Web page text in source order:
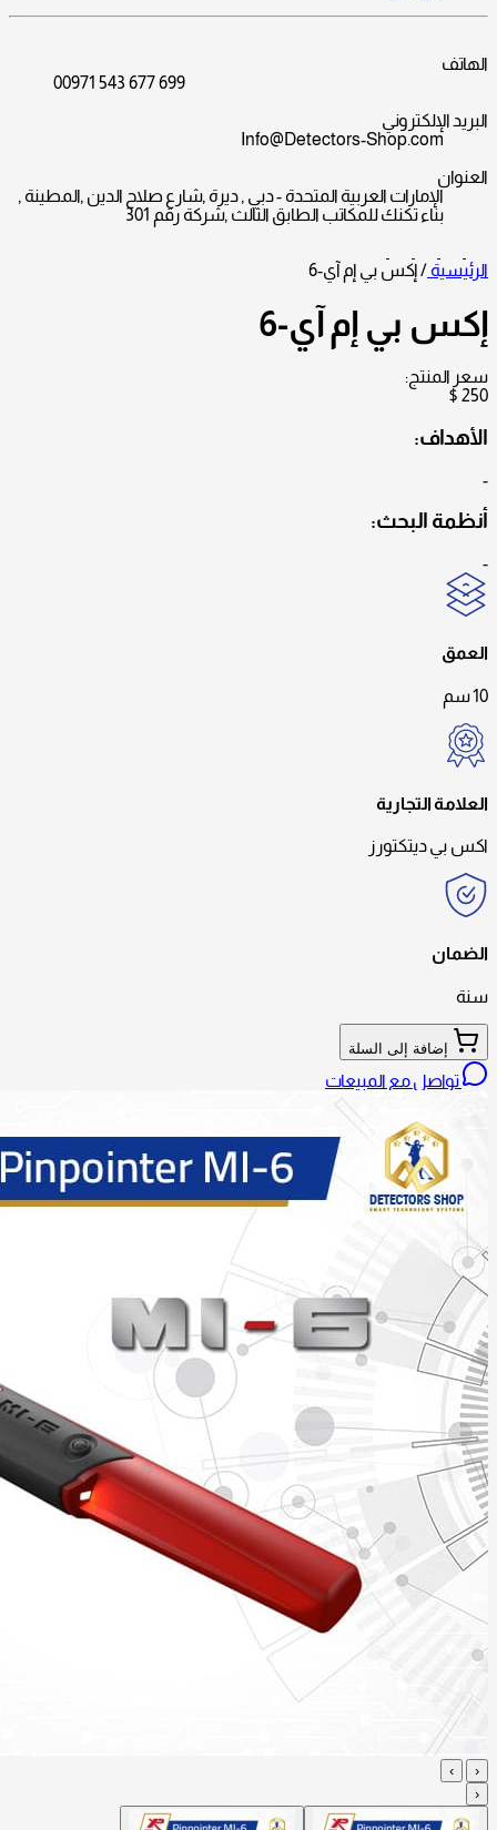
الهاتف
00971 543 677 699
البريد الإلكتروني
Info@Detectors-Shop.com
العنوان
الإمارات العربية المتحدة - دبي , ديرة ,شارع صلاح الدين ,المطينة ,
بناء تكنك للمكاتب الطابق الثالث ,شركة رقم 301
الرئيسية /إكس بي إم آي-6
إكس بي إم آي-6
سعر المنتج:
$ 250
الأهداف:
-
أنظمة البحث:
-
العمق
10 سم
العلامة التجارية
اكس بي ديتكتورز
الضمان
سنة
تواصل مع المبيعات
‹
›
‹